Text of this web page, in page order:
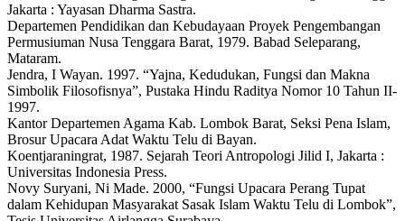
Jakarta : Yayasan Dharma Sastra.
Departemen Pendidikan dan Kebudayaan Proyek Pengembangan
Permusiuman Nusa Tenggara Barat, 1979. Babad Seleparang,
Mataram.
Jendra, I Wayan. 1997. “Yajna, Kedudukan, Fungsi dan Makna
Simbolik Filosofisnya”, Pustaka Hindu Raditya Nomor 10 Tahun II-
1997.
Kantor Departemen Agama Kab. Lombok Barat, Seksi Pena Islam,
Brosur Upacara Adat Waktu Telu di Bayan.
Koentjaraningrat, 1987. Sejarah Teori Antropologi Jilid I, Jakarta :
Universitas Indonesia Press.
Novy Suryani, Ni Made. 2000, “Fungsi Upacara Perang Tupat
dalam Kehidupan Masyarakat Sasak Islam Waktu Telu di Lombok”,